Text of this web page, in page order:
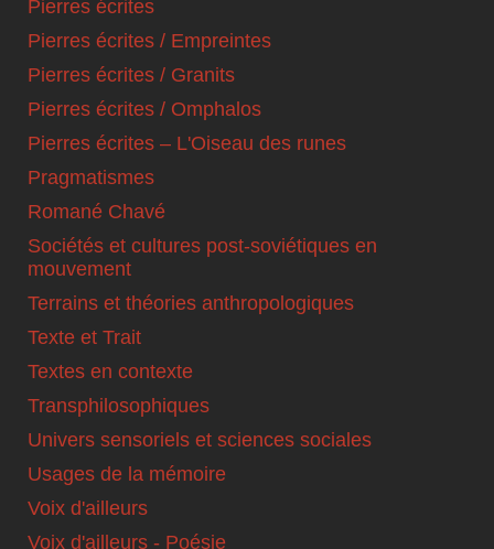
Pierres écrites
Pierres écrites / Empreintes
Pierres écrites / Granits
Pierres écrites / Omphalos
Pierres écrites – L'Oiseau des runes
Pragmatismes
Romané Chavé
Sociétés et cultures post-soviétiques en
mouvement
Terrains et théories anthropologiques
Texte et Trait
Textes en contexte
Transphilosophiques
Univers sensoriels et sciences sociales
Usages de la mémoire
Voix d'ailleurs
Voix d'ailleurs - Poésie